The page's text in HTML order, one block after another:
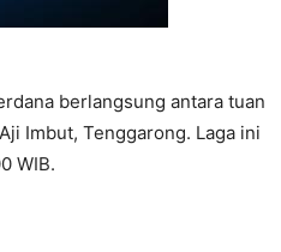
berlangsung antara tuan
Imbut, Tenggarong. Laga ini
WIB.